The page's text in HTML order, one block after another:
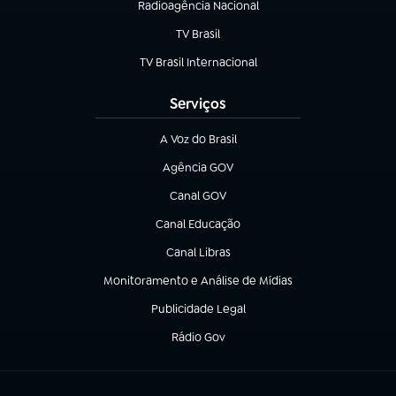
Radioagência Nacional
(abre em nova aba)
TV Brasil
(abre em nova aba)
TV Brasil Internacional
(abre em nova aba)
Serviços
A Voz do Brasil
(abre em nova aba)
Agência GOV
(abre em nova aba)
Canal GOV
(abre em nova aba)
Canal Educação
(abre em nova aba)
Canal Libras
(abre em nova aba)
Monitoramento e Análise de Mídias
(abre em nova aba)
Publicidade Legal
(abre em nova aba)
Rádio Gov
(abre em nova aba)